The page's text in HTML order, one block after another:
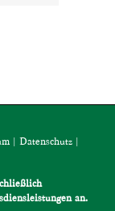
| Datenschutz |
an.